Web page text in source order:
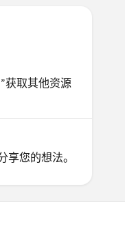
获取其他资源
您的想法。